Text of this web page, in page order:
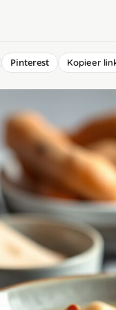
Pinterest Kopieer